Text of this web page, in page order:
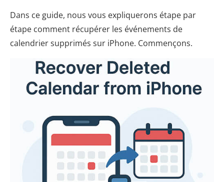
Dans ce guide, nous vous expliquerons étape par
étape comment récupérer les événements de
calendrier supprimés sur iPhone. Commençons.